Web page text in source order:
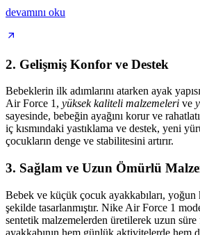
devamını oku
2. Gelişmiş Konfor ve Destek
Bebeklerin ilk adımlarını atarken ayak
Air Force 1, yüksek kaliteli malzemeleri ve
sayesinde, bebeğin ayağını korur ve
iç kısmındaki yastıklama ve destek, yeni
çocukların denge ve stabilitesini artırır.
3. Sağlam ve Uzun Ömürlü
Bebek ve küçük çocuk ayakkabıları, yoğun
şekilde tasarlanmıştır. Nike Air Force 1
sentetik malzemelerden üretilerek uzun
ayakkabının hem günlük aktivitelerde hem